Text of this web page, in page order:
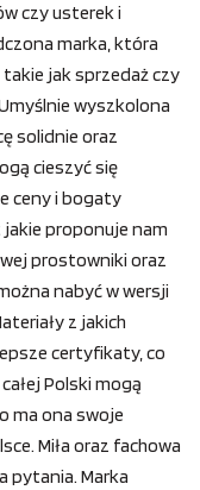
czy usterek i
marka, która
jak sprzedaż czy
wyszkolona
solidnie oraz
cieszyć się
ceny i bogaty
proponuje nam
prostowniki oraz
nabyć w wersji
z jakich
certyfikaty, co
Polski mogą
ma ona swoje
Miła oraz fachowa
pytania. Marka